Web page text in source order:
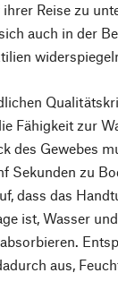
Reise zu
auch in der
Fähigkeit zur
des Gewebes
Sekunden zu
dass das
ist, Wasser
aus,